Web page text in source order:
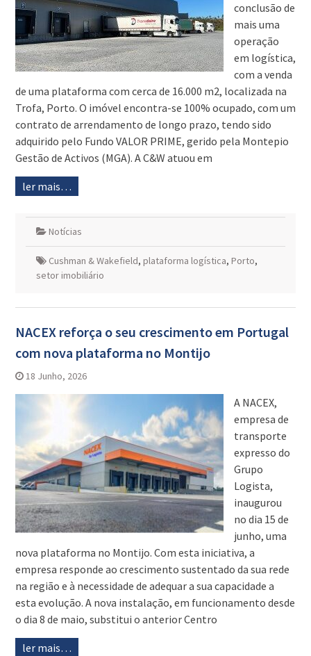
conclusão de
mais uma
operação
em logística,
com a venda
de uma plataforma com cerca de 16.000 m2, localizada na
Trofa, Porto. O imóvel encontra-se 100% ocupado, com um
contrato de arrendamento de longo prazo, tendo sido
adquirido pelo Fundo VALOR PRIME, gerido pela Montepio
Gestão de Activos (MGA). A C&W atuou em
ler mais…
Notícias
Cushman & Wakefield, plataforma logística, Porto,
setor imobiliário
NACEX reforça o seu crescimento em Portugal
com nova plataforma no Montijo
18 Junho, 2026
A NACEX,
empresa de
transporte
expresso do
Grupo
Logista,
inaugurou
no dia 15 de
junho, uma
nova plataforma no Montijo. Com esta iniciativa, a
empresa responde ao crescimento sustentado da sua rede
na região e à necessidade de adequar a sua capacidade a
esta evolução. A nova instalação, em funcionamento desde
o dia 8 de maio, substitui o anterior Centro
ler mais…